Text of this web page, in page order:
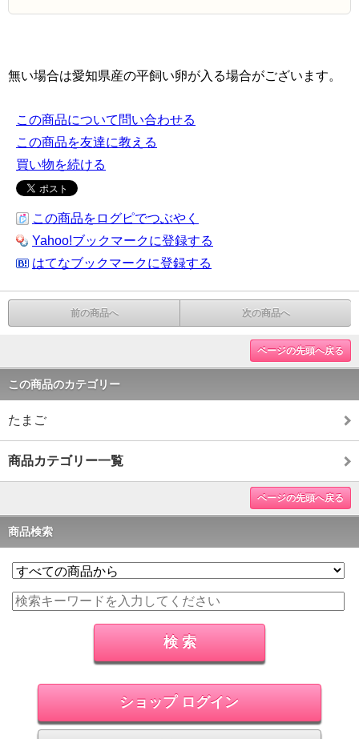
無い場合は愛知県産の平飼い卵が入る場合がございます。
この商品について問い合わせる
この商品を友達に教える
買い物を続ける
この商品をログピでつぶやく
Yahoo!ブックマークに登録する
はてなブックマークに登録する
前の商品へ 次の商品へ
ページの先頭へ戻る
この商品のカテゴリー
たまご
商品カテゴリー一覧
ページの先頭へ戻る
商品検索
ショップ ログイン